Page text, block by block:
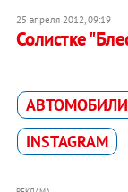
25 апреля 2012, 09:19
Солистке
АВТОМОБИЛИ
INSTAGRAM